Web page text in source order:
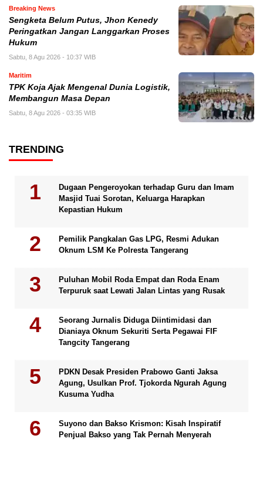
Breaking News
Sengketa Belum Putus, Jhon Kenedy
Peringatkan Jangan Langgarkan Proses
Hukum
Sabtu, 8 Agu 2026 - 10:37 WIB
Maritim
TPK Koja Ajak Mengenal Dunia Logistik,
Membangun Masa Depan
Sabtu, 8 Agu 2026 - 03:35 WIB
TRENDING
Dugaan Pengeroyokan terhadap Guru dan Imam
Masjid Tuai Sorotan, Keluarga Harapkan
Kepastian Hukum
Pemilik Pangkalan Gas LPG, Resmi Adukan
Oknum LSM Ke Polresta Tangerang
Puluhan Mobil Roda Empat dan Roda Enam
Terpuruk saat Lewati Jalan Lintas yang Rusak
Seorang Jurnalis Diduga Diintimidasi dan
Dianiaya Oknum Sekuriti Serta Pegawai FIF
Tangcity Tangerang
PDKN Desak Presiden Prabowo Ganti Jaksa
Agung, Usulkan Prof. Tjokorda Ngurah Agung
Kusuma Yudha
Suyono dan Bakso Krismon: Kisah Inspiratif
Penjual Bakso yang Tak Pernah Menyerah